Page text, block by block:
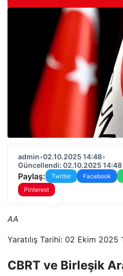
admin•02.10.2025 14:48•
Güncellendi: 02.10.2025 14:48
Paylaş: Twitter Facebook
Pinterest
AA
Yaratılış Tarihi: 02 Ekim 2025
CBRT ve Birleşik